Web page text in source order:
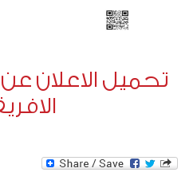
تحميل الاعلان